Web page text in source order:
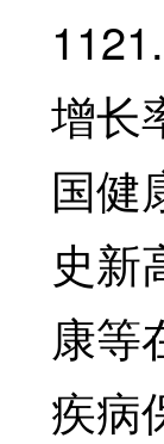
增长
国健
史新
康等
疾病